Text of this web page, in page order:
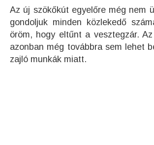
Az új szökőkút egyelőre még nem
gondoljuk minden közlekedő
öröm, hogy eltűnt a vesztegzár.
azonban még továbbra sem lehet
zajló munkák miatt.